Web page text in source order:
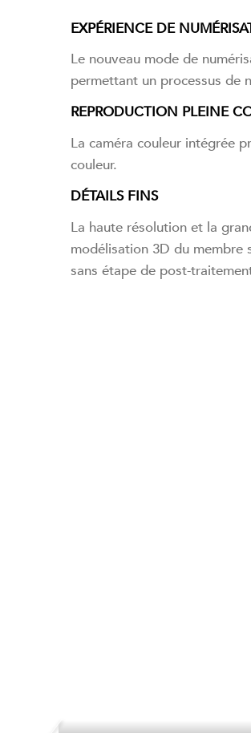
EXPÉRIENCE DE
Le nouveau mode de
permettant un processus de
REPRODUCTION PLEINE
La caméra couleur intégrée
couleur.
DÉTAILS FINS
La haute résolution et la
modélisation 3D du membre
sans étape de post-